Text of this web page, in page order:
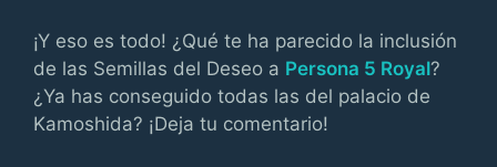
¡Y eso es todo! ¿Qué te ha parecido la inclusión
de las Semillas del Deseo a Persona 5 Royal?
¿Ya has conseguido todas las del palacio de
Kamoshida? ¡Deja tu comentario!